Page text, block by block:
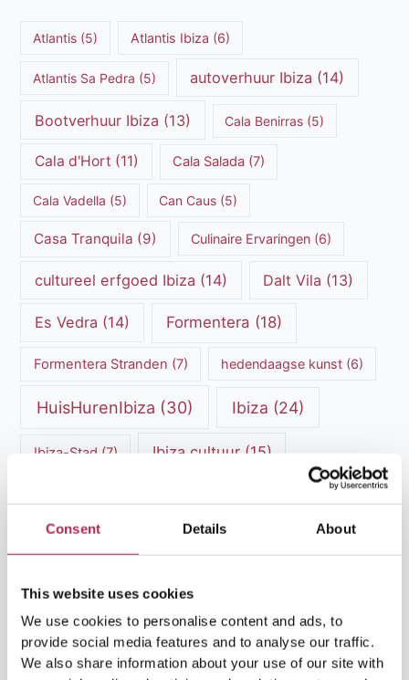
Consent Details About
This website uses cookies
We use cookies to personalise content and ads, to
provide social media features and to analyse our traffic.
We also share information about your use of our site with
Atlantis (5) Atlantis Ibiza (6)
Atlantis Sa Pedra (5) autoverhuur Ibiza (14)
Bootverhuur Ibiza (13) Cala Benirras (5)
Cala d'Hort (11) Cala Salada(7)
Cala Vadella (5) Can Caus (5)
Casa Tranquila (9) Culinaire Ervaringen(6)
cultureel erfgoed Ibiza (14) Dalt Vila (13)
Es Vedra (14) Formentera (18)
Formentera Stranden (7) hedendaagse kunst(6)
HuisHurenIbiza (30) Ibiza (24)
Ibiza-Stad (7) Ibiza cultuur(15)
Ibiza nachtleven(12)
Ibiza Reisgids Ibiza reistips
ibiza vakantie ibiza villas (15)
Ibiza Villa Verhuur(6) luxe vakantie(5)